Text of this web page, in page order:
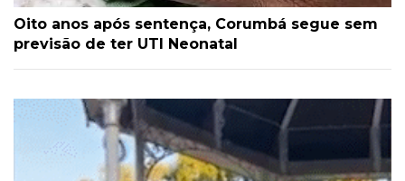
Oito anos após sentença, Corumbá segue sem
previsão de ter UTI Neonatal